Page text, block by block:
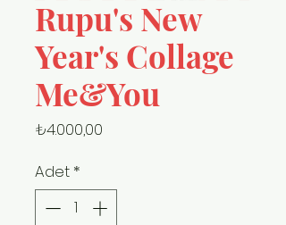
Rupu's New
Year's Collage
Me&You
₺4.000,00
Adet *